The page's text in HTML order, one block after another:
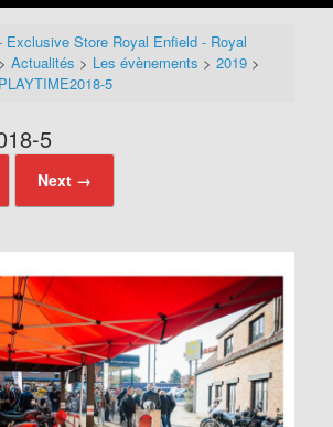
Exclusive Store Royal Enfield - Royal
> Actualités > Les évènements > 2019>
PLAYTIME2018-5
5
Next →